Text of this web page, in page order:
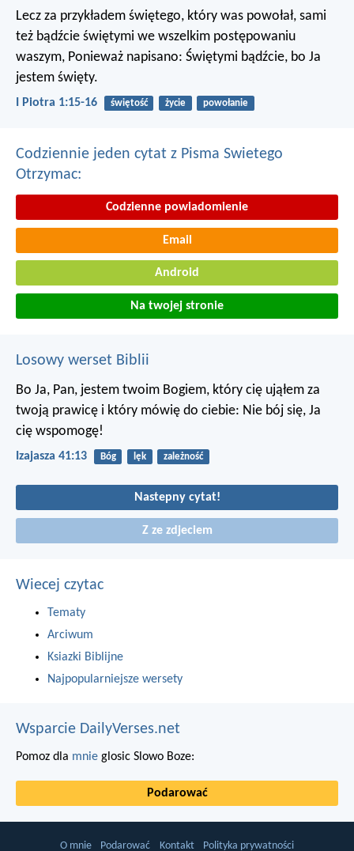
Lecz za przykładem świętego, który was powołał, sami
też bądźcie świętymi we wszelkim postępowaniu
waszym, Ponieważ napisano: Świętymi bądźcie, bo Ja
jestem święty.
I Piotra 1:15-16 świętość życie powołanie
Codziennie jeden cytat z Pisma Swietego
Otrzymac:
Codzienne powiadomienie
Email
Android
Na twojej stronie
Losowy werset Biblii
Bo Ja, Pan, jestem twoim Bogiem, który cię ująłem za
twoją prawicę i który mówię do ciebie: Nie bój się, Ja
cię wspomogę!
Izajasza 41:13 Bóg lęk zależność
Nastepny cytat!
Z ze zdjeciem
Wiecej czytac
Tematy
Arciwum
Ksiazki Biblijne
Najpopularniejsze wersety
Wsparcie DailyVerses.net
Pomoz dla mnie glosic Slowo Boze:
Podarować
O mnie Podarować Kontakt Polityka prywatności